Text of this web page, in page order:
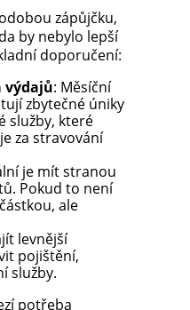
zápůjčku,
by nebylo lepší
doporučení:
výdajů: Měsíční
zbytečné úniky
služby, které
za stravování
je mít stranou
Pokud to není
ale
levnější
pojištění,
služby.
potřeba